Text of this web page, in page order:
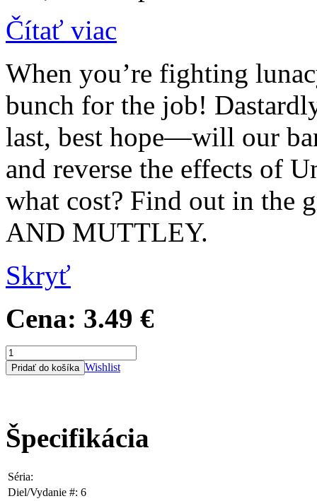
Čítať viac
When you’re fighting
bunch for the job!
last, best hope—will our
and reverse the effects of
what cost? Find out in the
AND MUTTLEY.
Skryť
Cena: 3.49 €
Wishlist
Špecifikácia
Séria:
Diel/Vydanie #: 6